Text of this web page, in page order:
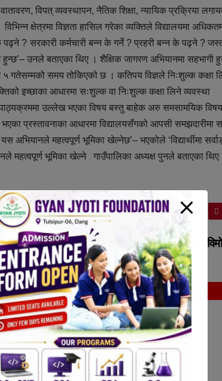
विपत् व्यवस्थापन, नैतिक शिक्षा, न्यायिक प्रक्रिया
क्षेत्रमा विज्ञता हासिल गरेका व्यक्तिले विद्यालयमा
? सरकारी कर्मचारी बन्न के गर्ने ? प्रहरी बन्न के पढ्ने ?
हुन्छ’– उनले बताएका थिए । शैक्षिक जागरण अभियानमा सहभागी
गतेसम्मको समय तोकिएको छ । कतिपय विज्ञले निःशुल्क कक्षा
इच्छाका आधारमा सःशुल्क वा निःशुल्क कक्षा लिने व्यवस्था
उल्लेख भएका विषय बस्तु बाहेक अरु समसामयिक
भएका प्रस्तावनाका आधारमा विद्यालयसँगको आपसी समझदारीमा
अभियानले महत्वपूर्ण भूमिका खेल्नेछ’– भएकोले ‘विद्यार्थीमा
महत्वपूर्ण भूमिका खेल्ने गाउँपालिका अध्यक्ष पुनले बताएका थिए
कपुरकोट गाउँपालिकाद्वारा तिन पुस्तक